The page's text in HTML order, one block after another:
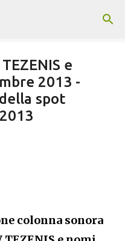
principali
e
2013 -
spot
colonna sonora